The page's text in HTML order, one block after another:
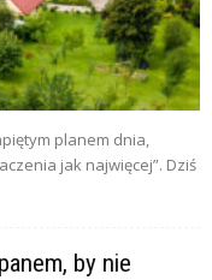
planem dnia,
jak najwięcej”. Dziś
by nie